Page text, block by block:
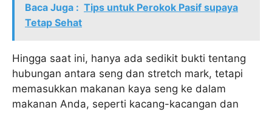
Baca Juga : Tips untuk Perokok Pasif supaya
Tetap Sehat
Hingga saat ini, hanya ada sedikit bukti tentang
hubungan antara seng dan stretch mark, tetapi
memasukkan makanan kaya seng ke dalam
makanan Anda, seperti kacang-kacangan dan